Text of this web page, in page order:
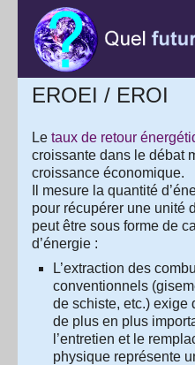
EROEI / EROI
Le taux de retour
croissante dans le débat
croissance économique.
Il mesure la quantité
pour récupérer une unité
peut être sous forme de
d’énergie :
L’extraction des
conventionnels
de schiste, etc.) exige
de plus en plus
l’entretien et le
physique représente